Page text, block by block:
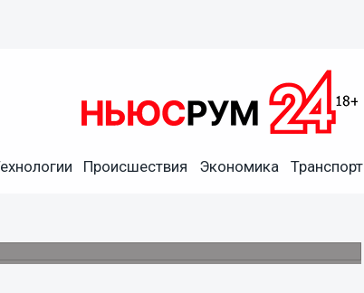
Происшествия Экономика Транспорт
шашкам проводится в